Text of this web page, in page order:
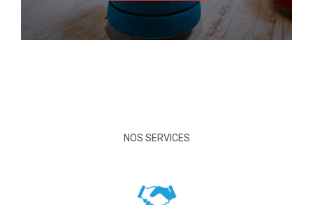
NOS SERVICES